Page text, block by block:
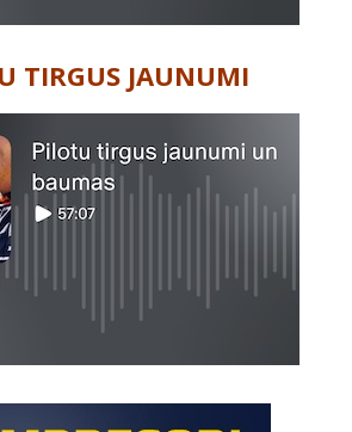
TIRGUS JAUNUMI